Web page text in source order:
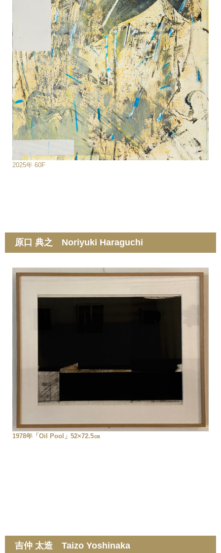
2025年 60F
原口 典之 Noriyuki Haraguchi
1978年「Oil Pool」52×72.5㎝
吉仲 太造 Taizo Yoshinaka